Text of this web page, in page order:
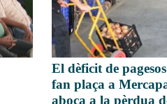
El dèficit de
fan plaça a
aboca a la pèrdua